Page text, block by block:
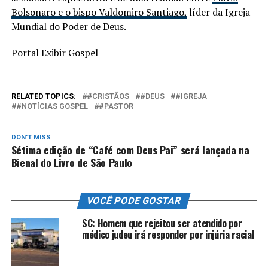
Bolsonaro e o bispo Valdomiro Santiago, líder da Igreja
Mundial do Poder de Deus.
Portal Exibir Gospel
RELATED TOPICS: #CRISTÃOS #DEUS
#IGREJA
#NOTÍCIAS GOSPEL
#PASTOR
DON'T MISS
Sétima edição de “Café com Deus Pai” será lançada na
Bienal do Livro de São Paulo
VOCÊ PODE GOSTAR
SC: Homem que rejeitou ser atendido por
médico judeu irá responder por injúria racial